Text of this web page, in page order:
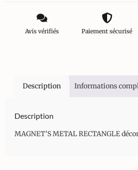
Avis vérifiés Paiement sécurisé
Description Informations
Description
MAGNET’S METAL RECTANGLE